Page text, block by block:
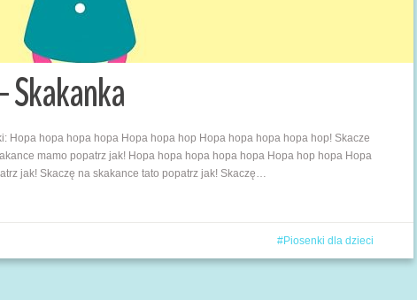
Skakanka
Hopa hopa hopa hopa Hopa hopa hop Hopa hopa hopa hopa hop! Skacze
mamo popatrz jak! Hopa hopa hopa hopa hopa Hopa hop hopa Hopa
jak! Skaczę na skakance tato popatrz jak! Skaczę…
Piosenki dla dzieci